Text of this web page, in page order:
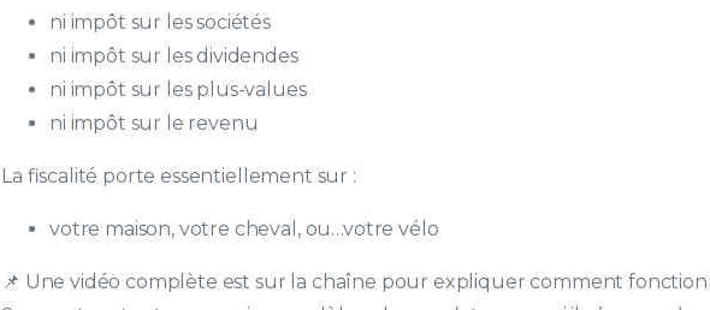
ni impôt sur les sociétés
ni impôt sur les dividendes
ni impôt sur les plus-values
ni impôt sur le revenu
La fiscalité porte essentiellement sur :
votre maison, votre cheval, ou…votre vélo
📌 Une vidéo complète est sur la chaîne pour expliquer comment